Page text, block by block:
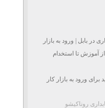
در بابل | ورود به بازار
آموزش تا استخدام
ورود به بازار کار
روناکیشو